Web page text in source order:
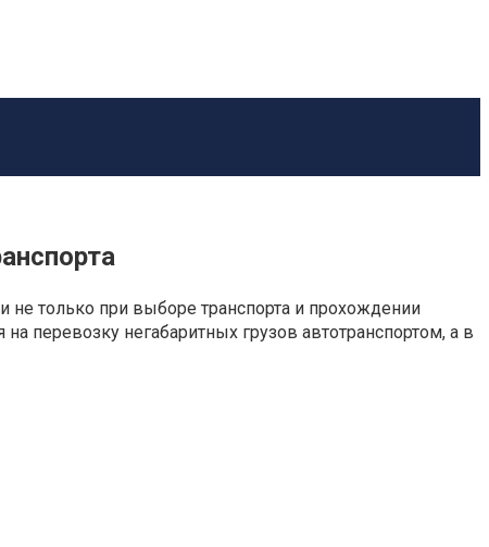
не только при выборе транспорта и прохождении
перевозку негабаритных грузов автотранспортом, а в